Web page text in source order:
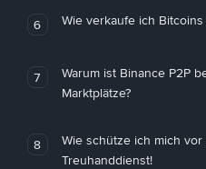
6 Wie verkaufe ich
7
Warum ist Binance P2P
Marktplätze?
8
Wie schütze ich mich
Treuhanddienst!